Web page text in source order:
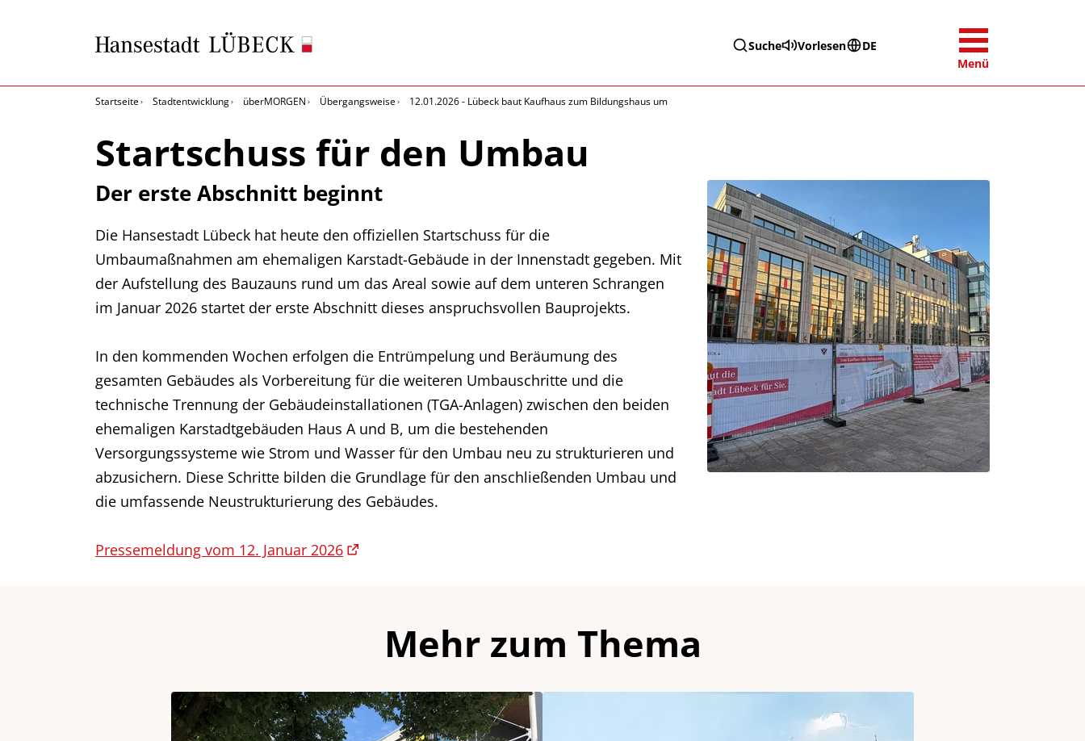
Suche Vorlesen
DE
Menü
Startseite Stadtentwicklung überMORGEN Übergangsweise 12.01.2026 - Lübeck baut Kaufhaus zum Bildungshaus um
Startschuss für den Umbau
Der erste Abschnitt beginnt
Die Hansestadt Lübeck hat heute den offiziellen Startschuss für die
Umbaumaßnahmen am ehemaligen Karstadt-Gebäude in der Innenstadt gegeben. Mit
der Aufstellung des Bauzauns rund um das Areal sowie auf dem unteren Schrangen
im Januar 2026 startet der erste Abschnitt dieses anspruchsvollen Bauprojekts.
In den kommenden Wochen erfolgen die Entrümpelung und Beräumung des
gesamten Gebäudes als Vorbereitung für die weiteren Umbauschritte und die
technische Trennung der Gebäudeinstallationen (TGA-Anlagen) zwischen den beiden
ehemaligen Karstadtgebäuden Haus A und B, um die bestehenden
Versorgungssysteme wie Strom und Wasser für den Umbau neu zu strukturieren und
abzusichern. Diese Schritte bilden die Grundlage für den anschließenden Umbau und
die umfassende Neustrukturierung des Gebäudes.
Pressemeldung vom 12. Januar 2026
Mehr zum Thema